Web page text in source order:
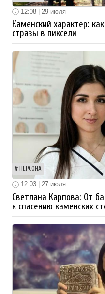
12:08 | 29 июля
Каменский характер:
стразы в пиксели
ПЕРСОНА
12:03 | 27 июля
Светлана Карпова: От
к спасению каменских